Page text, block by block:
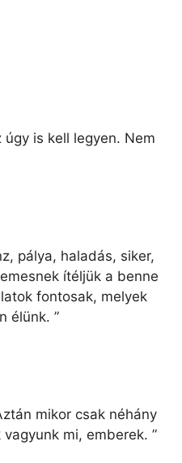
is kell legyen. Nem
pálya, haladás, siker,
ítéljük a benne
fontosak, melyek
élünk. ”
mikor csak néhány
mi, emberek. ”